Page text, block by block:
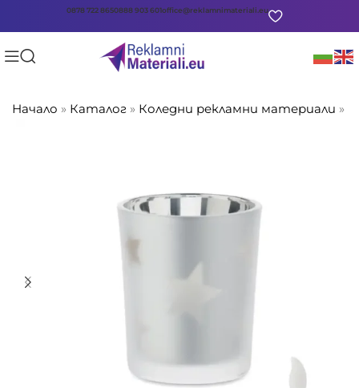
0878 722 8650888 903 601office@reklamnimateriali.eu
Начало » Каталог » Коледни рекламни материали »